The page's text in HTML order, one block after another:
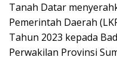
Tanah Datar
Pemerintah Daerah
Tahun 2023 kepada
Perwakilan Provinsi